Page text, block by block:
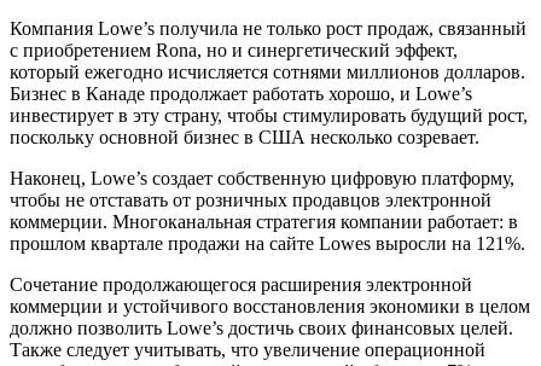
Компания Lowe’s получила не только рост продаж, связанный
с приобретением Rona, но и синергетический эффект,
который ежегодно исчисляется сотнями миллионов долларов.
Бизнес в Канаде продолжает работать хорошо, и Lowe’s
инвестирует в эту страну, чтобы стимулировать будущий рост,
поскольку основной бизнес в США несколько созревает.
Наконец, Lowe’s создает собственную цифровую платформу,
чтобы не отставать от розничных продавцов электронной
коммерции. Многоканальная стратегия компании работает: в
прошлом квартале продажи на сайте Lowes выросли на 121%.
Сочетание продолжающегося расширения электронной
коммерции и устойчивого восстановления экономики в целом
должно позволить Lowe’s достичь своих финансовых целей.
Также следует учитывать, что увеличение операционной